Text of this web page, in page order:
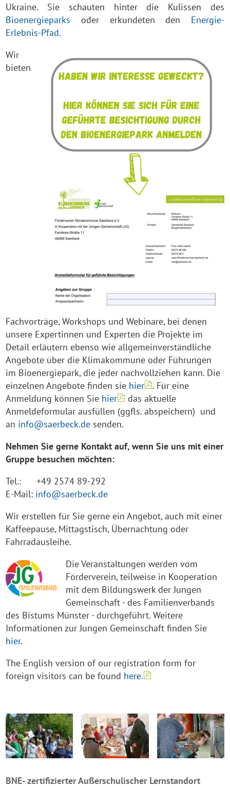
Ukraine. Sie schauten hinter die Kulissen des
Bioenergieparks oder erkundeten den Energie-
Erlebnis-Pfad.
Wir
bieten
Fachvorträge, Workshops und Webinare, bei denen
unsere Expertinnen und Experten die Projekte im
Detail erläutern ebenso wie allgemeinverständliche
Angebote über die Klimakommune oder Führungen
im Bioenergiepark, die jeder nachvollziehen kann. Die
einzelnen Angebote finden sie hier
. Für eine
Anmeldung können Sie hier
das aktuelle
Anmeldeformular ausfüllen (ggfls. abspeichern) und
an info@saerbeck.de senden.
Nehmen Sie gerne Kontakt auf, wenn Sie uns mit einer
Gruppe besuchen möchten:
Tel.: +49 2574 89-292
E-Mail: info@saerbeck.de
Wir erstellen für Sie gerne ein Angebot, auch mit einer
Kaffeepause, Mittagstisch, Übernachtung oder
Fahrradausleihe.
Die Veranstaltungen werden vom
Förderverein, teilweise in Kooperation
mit dem Bildungswerk der Jungen
Gemeinschaft - des Familienverbands
des Bistums Münster - durchgeführt. Weitere
Informationen zur Jungen Gemeinschaft finden Sie
hier.
The English version of our registration form for
foreign visitors can be found here.
BNE- zertifizierter Außerschulischer Lernstandort